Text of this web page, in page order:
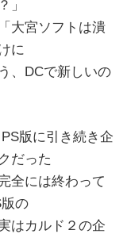
」
大宮ソフトは潰
に
、DCで新しいの
版に引き続き企
だった
全には終わって
の
はカルド２の企